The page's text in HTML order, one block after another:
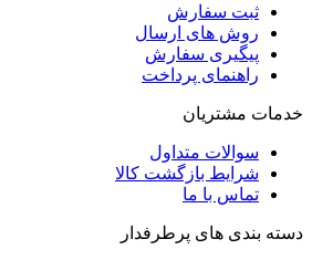
ثبت سفارش
روش‌ های ارسال
پیگیری سفارش
راهنمای پرداخت
خدمات مشتریان
سوالات متداول
شرایط بازگشت کالا
تماس با ما
دسته بندی های پرطرفدار